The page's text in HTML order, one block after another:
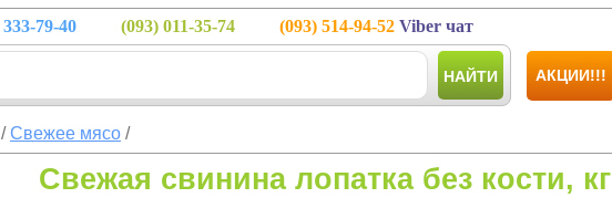
333-79-40 (093) 011-35-74 (093) 514-94-52 Viber чат
НАЙТИ АКЦИИ!!!
/Свежее мясо /
Cвежая свинина лопатка без кости, кг